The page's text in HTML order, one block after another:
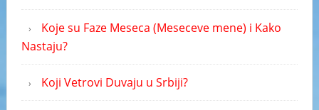
Koje su Faze Meseca (Meseceve mene) i Kako
Nastaju?
Koji Vetrovi Duvaju u Srbiji?